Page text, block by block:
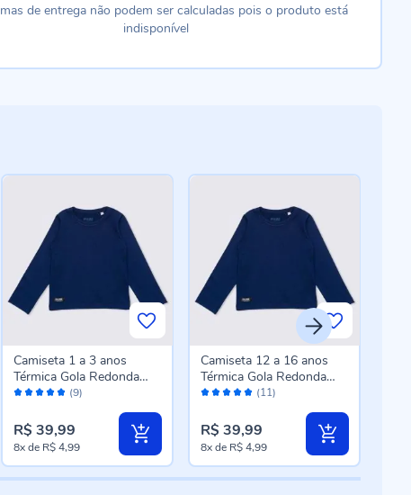
de entrega não podem ser calculadas pois o produto está
indisponível
Avaliação: (9)
Camiseta 1 a 3 anos
Térmica Gola Redonda
Fakini Marinho
R$ 39,99
8xde R$ 4,99
Avaliação: (11)
Camiseta 12 a 16 anos
Térmica Gola Redonda
Fakini Marinho
R$ 39,99
8xde R$ 4,99